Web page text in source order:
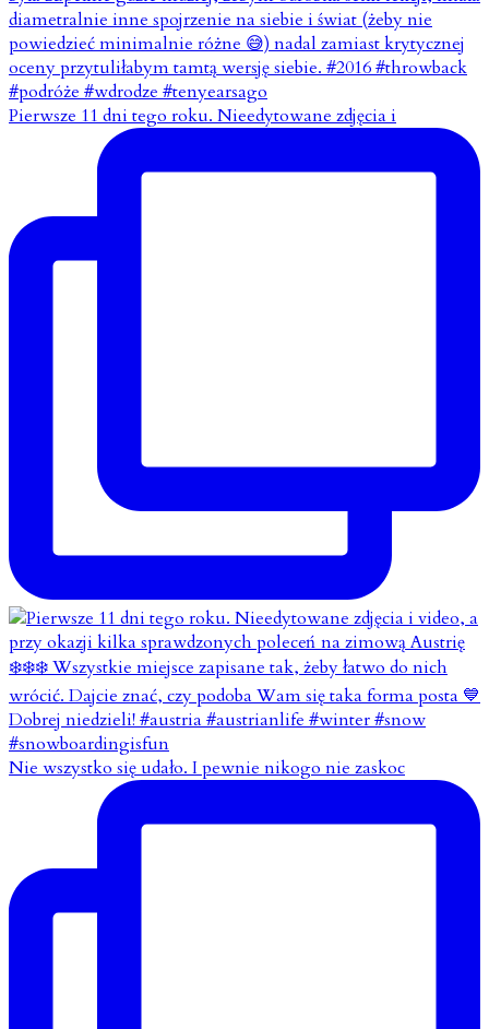
Pierwsze 11 dni tego roku. Nieedytowane zdjęcia i
Nie wszystko się udało. I pewnie nikogo nie zaskoc